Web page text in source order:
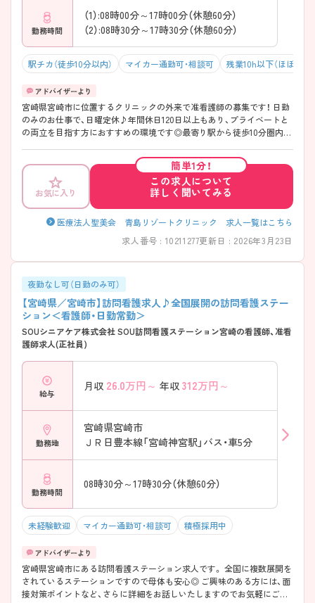
勤務時間
（1）:08時00分～17時00分（休憩60分）
（2）:08時30分～17時30分（休憩60分）
駅チカ（徒歩10分以内） マイカー通勤可・相談可 残業10h以下（ほぼなし）
宮崎県宮崎市に位置するクリニックの外来で准看護師の募集です！ 日勤
のみのお仕事で、日曜定休♪年間休日120日以上もあり、プライベートと
の両立を目指す方におすすめの環境です◎最寄り駅から徒歩10分圏内の
が評価されてしっかりと還元されます。さらに各種手当もあるのは嬉し
いポイントです◎ こちらの求人にご興味がございましたら面接のポイ
ントもお伝えしますので是非ご応募お待ちしております。
お気に入り
簡単1分！
この求人について
詳しく聞いてみる
医療法人聖美会 青島リゾートクリニック 求人一覧はこちら
求人番号 : 10211277更新日 : 2026年3月23日
夜勤なし可（日勤のみ可）
【宮崎県／宮崎市】訪問看護求人♪全国展開の訪問看護ステー
ション＜看護師・日勤常勤＞
SOUシニアケア株式会社 SOU訪問看護ステーション宮崎の看護師、准看
護師求人(正社員)
給与
月収 26.0万円～ 年収 312万円～
勤務地
宮崎県宮崎市
ＪＲ日豊本線「宮崎神宮駅」バス・車5分
勤務時間
08時30分～17時30分（休憩60分）
未経験歓迎 マイカー通勤可・相談可 積極採用中
宮崎県宮崎市にある訪問看護ステーション求人です。 全国に複数展開を
されているステーションですので母体も安心◎ ご興味のある方には、面
接対策ポイントなど、さらに詳細をお話しいたしますのでお気軽にご相